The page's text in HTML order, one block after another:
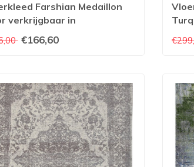
Farshian Medaillon
verkrijgbaar in
afmetingen
€166,60